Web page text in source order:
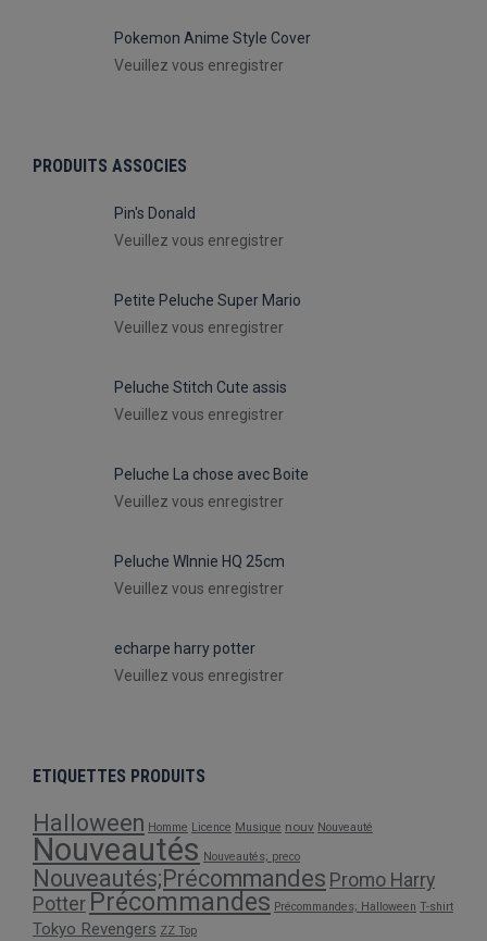
Pokemon Anime Style Cover
Veuillez vous enregistrer
PRODUITS ASSOCIES
Pin's Donald
Veuillez vous enregistrer
Petite Peluche Super Mario
Veuillez vous enregistrer
Peluche Stitch Cute assis
Veuillez vous enregistrer
Peluche La chose avec Boite
Veuillez vous enregistrer
Peluche WInnie HQ 25cm
Veuillez vous enregistrer
echarpe harry potter
Veuillez vous enregistrer
ETIQUETTES PRODUITS
Halloween Homme Licence Musique nouv Nouveauté
Nouveautés Nouveautés; preco
Nouveautés;Précommandes Promo Harry
Potter Précommandes Précommandes; Halloween T-shirt
Tokyo Revengers ZZ Top